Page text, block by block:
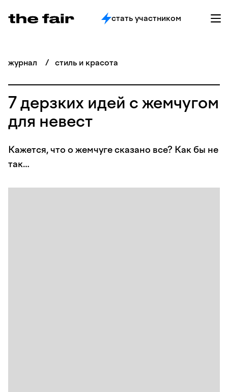
стать участником
журнал / стиль и красота
7 дерзких идей с жемчугом
для невест
Кажется, что о жемчуге сказано все? Как бы не
так…